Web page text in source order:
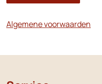
Algemene voorwaarden